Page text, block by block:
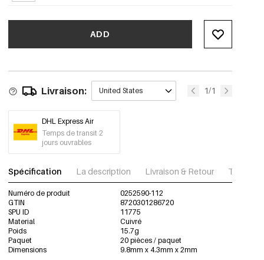
ADD
Livraison: United States 1/1
DHL Express Air
Temps de transit 2
jours ouvrables
Spécification La description Livraison & Retour
Numéro de produit
0252590-112
GTIN
8720301286720
SPU ID
11775
Material
Cuivré
Poids
15.7g
Paquet
20 pièces / paquet
Dimensions
9.8mm x 4.3mm x 2mm